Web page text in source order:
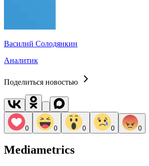
Василий Солодянкин
Аналитик
Поделиться новостью
0 0 0 0 0
Mediametrics